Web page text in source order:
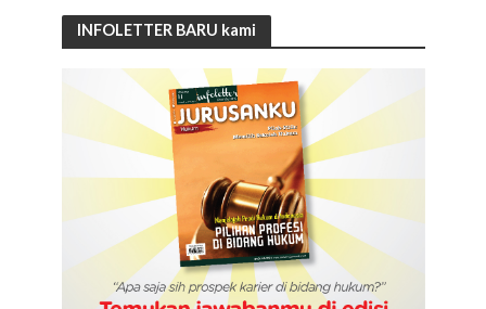
INFOLETTER BARU kami